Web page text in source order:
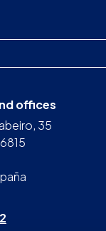
offices
35